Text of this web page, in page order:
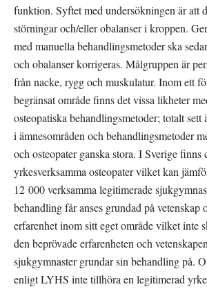
funktion. Syftet med undersökningen är att
störningar och/eller obalanser i kroppen.
med manuella behandlingsmetoder ska
och obalanser korrigeras. Målgruppen är
från nacke, rygg och muskulatur. Inom ett
begränsat område finns det vissa likheter
osteopatiska behandlingsmetoder; totalt
i ämnesområden och behandlingsmetoder
och osteopater ganska stora. I Sverige finns
yrkesverksamma osteopater vilket kan
12 000 verksamma legitimerade
behandling får anses grundad på vetenskap
erfarenhet inom sitt eget område vilket inte
den beprövade erfarenheten och
sjukgymnaster grundar sin behandling på.
enligt LYHS inte tillhöra en legitimerad